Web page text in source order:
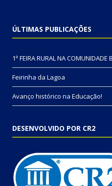
ÚLTIMAS PUBLICAÇÕES
1ª FEIRA RURAL NA COMUNIDADE
Feirinha da Lagoa
Avanço histórico na Educação!
DESENVOLVIDO POR CR2